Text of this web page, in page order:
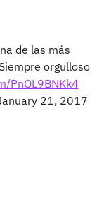
de las más
orgulloso
PnOL9BNKk4
21, 2017